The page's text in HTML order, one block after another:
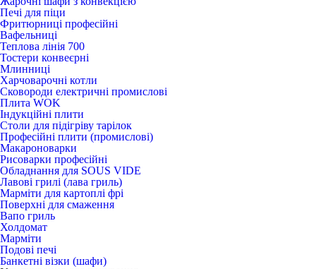
Печі для піци
Фритюрниці професійні
Вафельниці
Теплова лінія 700
Тостери конвеєрні
Млинниці
Харчоварочні котли
Сковороди електричні промислові
Плита WOK
Індукційні плити
Столи для підігріву тарілок
Професійні плити (промислові)
Макароноварки
Рисоварки професійні
Обладнання для SOUS VIDE
Лавові грилі (лава гриль)
Марміти для картоплі фрі
Поверхні для смаження
Вапо гриль
Холдомат
Марміти
Подові печі
Банкетні візки (шафи)